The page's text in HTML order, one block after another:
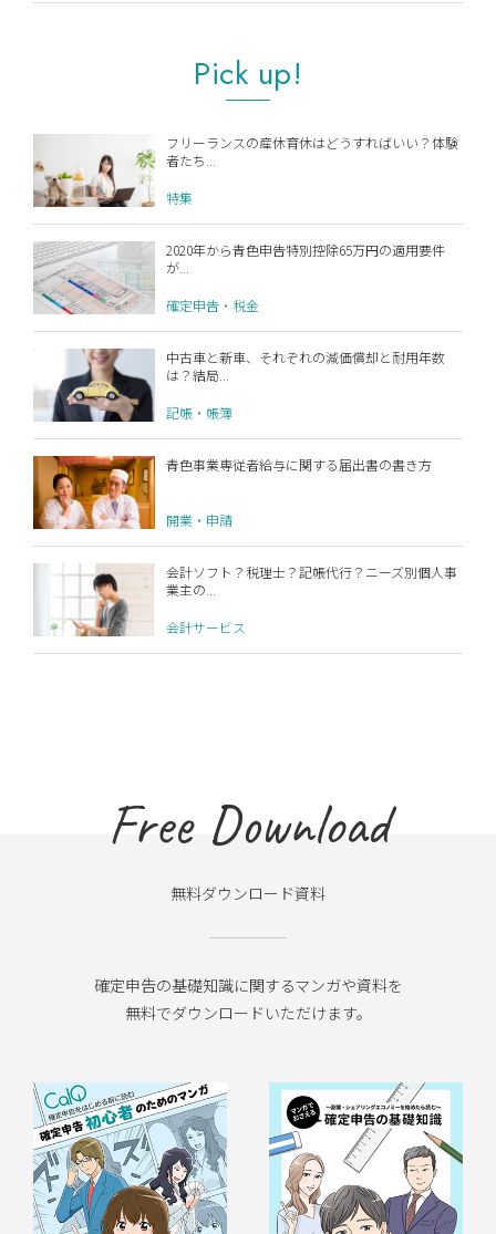
Pick up!
フリーランスの産休育休はどうすればいい？体験
者たち...
特集
2020年から青色申告特別控除65万円の適用要件
が...
確定申告・税金
中古車と新車、それぞれの減価償却と耐用年数
は？結局...
記帳・帳簿
青色事業専従者給与に関する届出書の書き方
開業・申請
会計ソフト？税理士？記帳代行？ニーズ別個人事
業主の...
会計サービス
Free Download
無料ダウンロード資料
確定申告の基礎知識に関するマンガや資料を
無料でダウンロードいただけます。